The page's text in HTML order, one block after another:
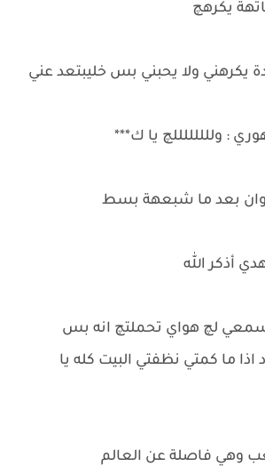
يكرهچ
يكرهني ولا يحبني بس خليبتعد عني
: وللللللللچ يا ك***
بعد ما شبعهة بسط
أذكر الله
لچ هواي تحملتچ انه بس
ما كمتي نظفتي البيت كله يا
وهي فاصلة عن العالم